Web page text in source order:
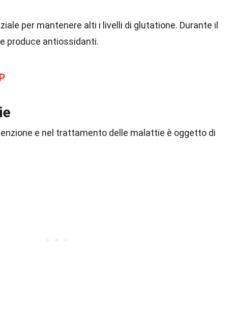
per mantenere alti i livelli di glutatione. Durante il
produce antiossidanti.
e nel trattamento delle malattie è oggetto di